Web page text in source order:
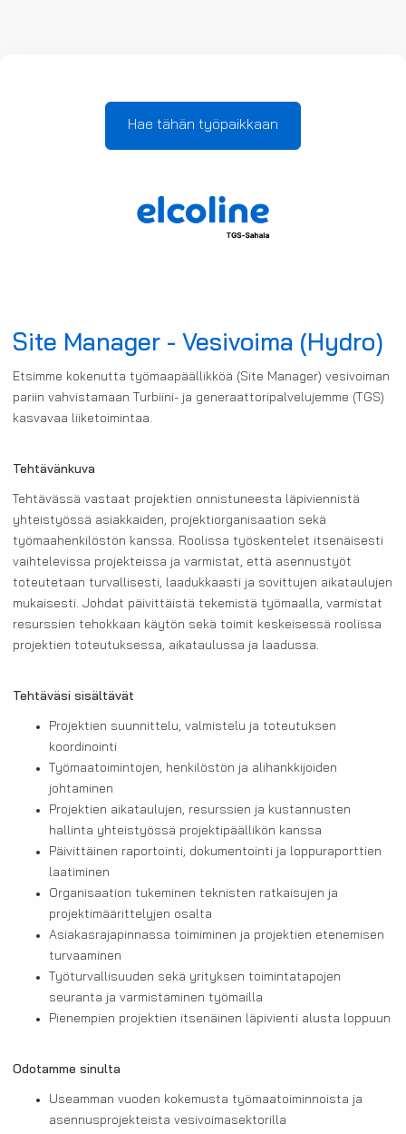
Hae tähän työpaikkaan
Site Manager - Vesivoima (Hydro)
Etsimme kokenutta työmaapäällikköä (Site Manager) vesivoiman
pariin vahvistamaan Turbiini- ja generaattoripalvelujemme (TGS)
kasvavaa liiketoimintaa.
Tehtävänkuva
Tehtävässä vastaat projektien onnistuneesta läpiviennistä
yhteistyössä asiakkaiden, projektiorganisaation sekä
työmaahenkilöstön kanssa. Roolissa työskentelet itsenäisesti
vaihtelevissa projekteissa ja varmistat, että asennustyöt
toteutetaan turvallisesti, laadukkaasti ja sovittujen aikataulujen
mukaisesti. Johdat päivittäistä tekemistä työmaalla, varmistat
resurssien tehokkaan käytön sekä toimit keskeisessä roolissa
projektien toteutuksessa, aikataulussa ja laadussa.
Tehtäväsi sisältävät
Projektien suunnittelu, valmistelu ja toteutuksen
koordinointi
Työmaatoimintojen, henkilöstön ja alihankkijoiden
johtaminen
Projektien aikataulujen, resurssien ja kustannusten
hallinta yhteistyössä projektipäällikön kanssa
Päivittäinen raportointi, dokumentointi ja loppuraporttien
laatiminen
Organisaation tukeminen teknisten ratkaisujen ja
projektimäärittelyjen osalta
Asiakasrajapinnassa toimiminen ja projektien etenemisen
turvaaminen
Työturvallisuuden sekä yrityksen toimintatapojen
seuranta ja varmistaminen työmailla
Pienempien projektien itsenäinen läpivienti alusta loppuun
Odotamme sinulta
Useamman vuoden kokemusta työmaatoiminnoista ja
asennusprojekteista vesivoimasektorilla